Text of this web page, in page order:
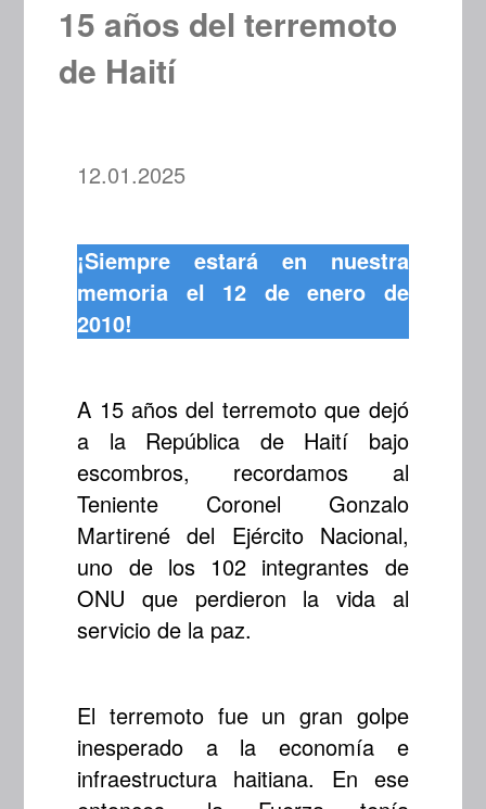
15 años del terremoto
de Haití
12.01.2025
¡Siempre estará en nuestra
memoria el 12 de enero de
2010!
A 15 años del terremoto que dejó
a la República de Haití bajo
escombros, recordamos al
Teniente Coronel Gonzalo
Martirené del Ejército Nacional,
uno de los 102 integrantes de
ONU que perdieron la vida al
servicio de la paz.
El terremoto fue un gran golpe
inesperado a la economía e
infraestructura haitiana. En ese